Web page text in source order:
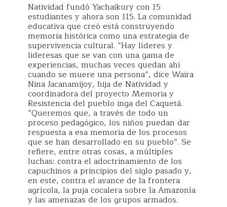
Natividad fundó Yachaikury con 15
estudiantes y ahora son 115. La comunidad
educativa que creó está construyendo
memoria histórica como una estrategia de
supervivencia cultural. “Hay líderes y
lideresas que se van con una gama de
experiencias, muchas veces quedan ahí
cuando se muere una persona”, dice Waira
Nina Jacanamijoy, hija de Natividad y
coordinadora del proyecto Memoria y
Resistencia del pueblo inga del Caquetá.
“Queremos que, a través de todo un
proceso pedagógico, los niños puedan dar
respuesta a esa memoria de los procesos
que se han desarrollado en su pueblo”. Se
refiere, entre otras cosas, a múltiples
luchas: contra el adoctrinamiento de los
capuchinos a principios del siglo pasado y,
en este, contra el avance de la frontera
agrícola, la puja cocalera sobre la Amazonía
y las amenazas de los grupos armados.